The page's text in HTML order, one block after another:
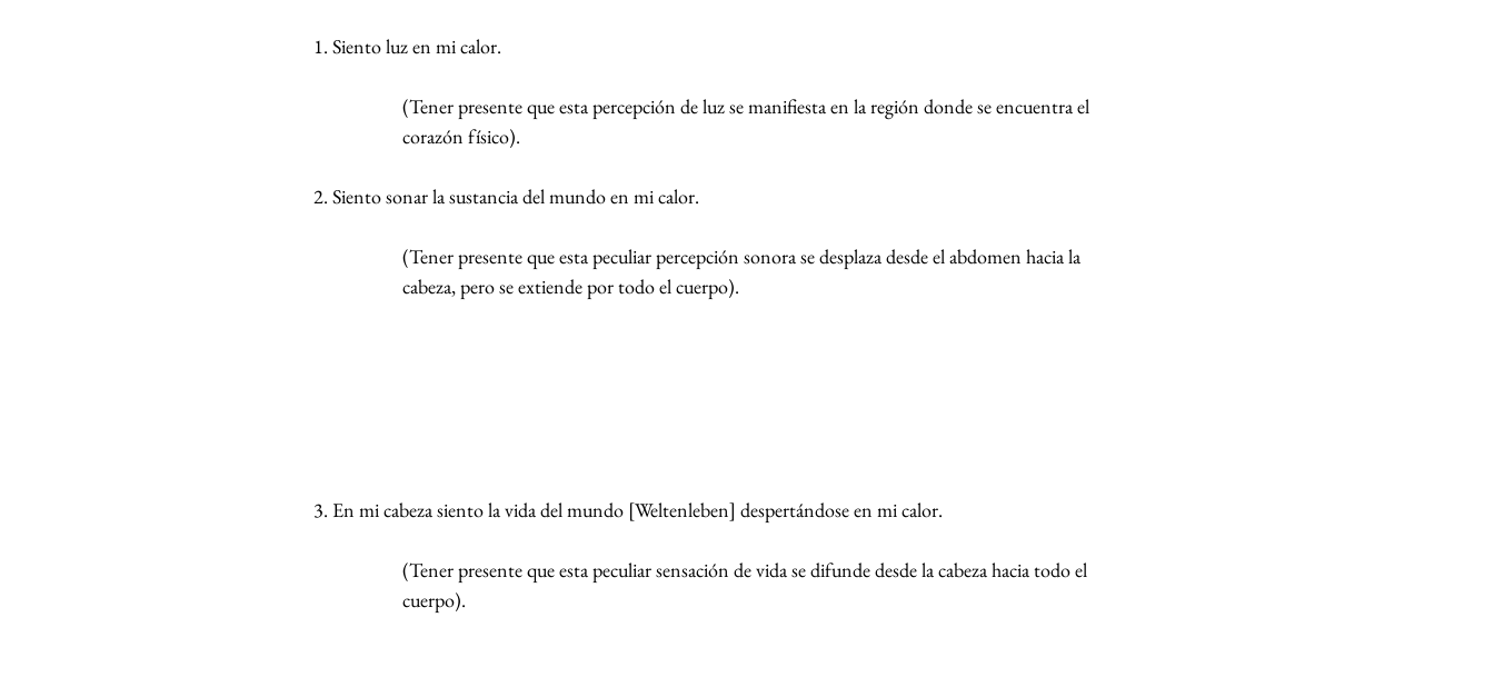
1. Siento luz en mi calor.
(Tener presente que esta percepción de luz se manifiesta en la región donde se encuentra el
corazón físico).
2. Siento sonar la sustancia del mundo en mi calor.
(Tener presente que esta peculiar percepción sonora se desplaza desde el abdomen hacia la
cabeza, pero se extiende por todo el cuerpo).
3. En mi cabeza siento la vida del mundo [Weltenleben] despertándose en mi calor.
(Tener presente que esta peculiar sensación de vida se difunde desde la cabeza hacia todo el
cuerpo).